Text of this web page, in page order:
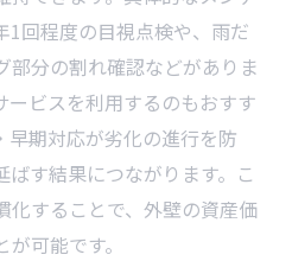
1回程度の目視点検や、雨だ
部分の割れ確認などがありま
ービスを利用するのもおすす
早期対応が劣化の進行を防
す結果につながります。こ
化することで、外壁の資産価
可能です。